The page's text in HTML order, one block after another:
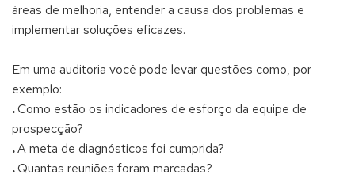
áreas de melhoria, entender a causa dos problemas e
implementar soluções eficazes.
Em uma auditoria você pode levar questões como, por
exemplo:
.Como estão os indicadores de esforço da equipe de
prospecção?
.A meta de diagnósticos foi cumprida?
.Quantas reuniões foram marcadas?